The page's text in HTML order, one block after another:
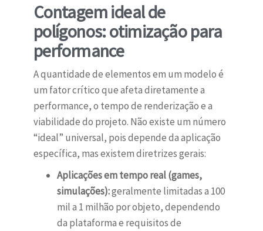
Contagem ideal de
polígonos: otimização para
performance
A quantidade de elementos em um modelo é
um fator crítico que afeta diretamente a
performance, o tempo de renderização e a
viabilidade do projeto. Não existe um número
“ideal” universal, pois depende da aplicação
específica, mas existem diretrizes gerais:
Aplicações em tempo real (games,
simulações):geralmente limitadas a 100
mil a 1 milhão por objeto, dependendo
da plataforma e requisitos de